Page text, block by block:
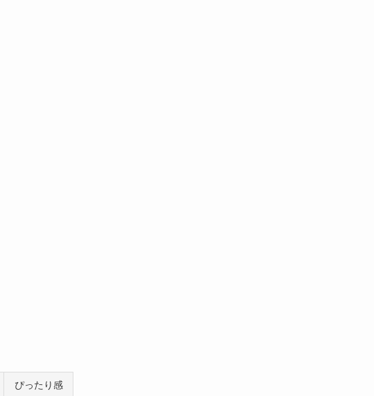
ぴったり感